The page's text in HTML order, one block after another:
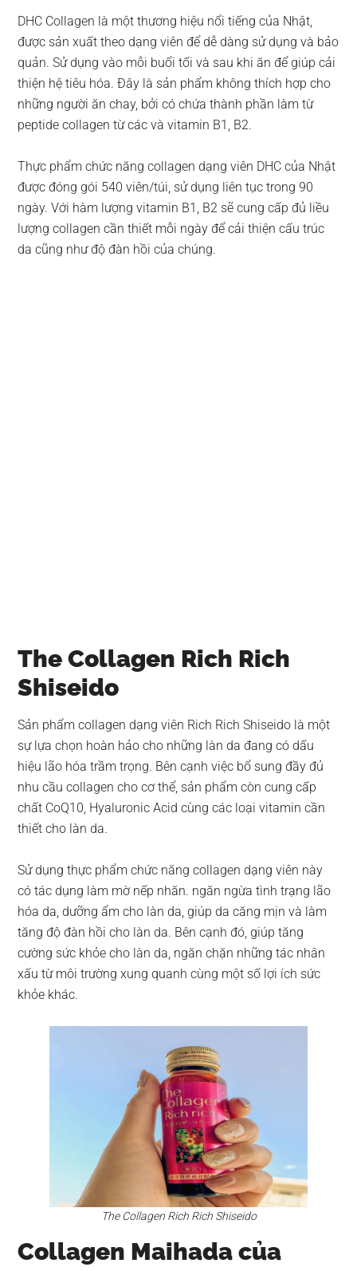
DHC Collagen là một thương hiệu nổi tiếng của Nhật,
được sản xuất theo dạng viên để dễ dàng sử dụng và bảo
quản. Sử dụng vào mỗi buổi tối và sau khi ăn để giúp cải
thiện hệ tiêu hóa. Đây là sản phẩm không thích hợp cho
những người ăn chay, bởi có chứa thành phần làm từ
peptide collagen từ các và vitamin B1, B2.
Thực phẩm chức năng collagen dạng viên DHC của Nhật
được đóng gói 540 viên/túi, sử dụng liên tục trong 90
ngày. Với hàm lượng vitamin B1, B2 sẽ cung cấp đủ liều
lượng collagen cần thiết mỗi ngày để cải thiện cấu trúc
da cũng như độ đàn hồi của chúng.
The Collagen Rich Rich
Shiseido
Sản phẩm collagen dạng viên Rich Rich Shiseido là một
sự lựa chọn hoàn hảo cho những làn da đang có dấu
hiệu lão hóa trầm trọng. Bên cạnh việc bổ sung đầy đủ
nhu cầu collagen cho cơ thể, sản phẩm còn cung cấp
chất CoQ10, Hyaluronic Acid cùng các loại vitamin cần
thiết cho làn da.
Sử dụng thực phẩm chức năng collagen dạng viên này
có tác dụng làm mờ nếp nhăn. ngăn ngừa tình trạng lão
hóa da, dưỡng ẩm cho làn da, giúp da căng mịn và làm
tăng độ đàn hồi cho làn da. Bên cạnh đó, giúp tăng
cường sức khỏe cho làn da, ngăn chặn những tác nhân
xấu từ môi trường xung quanh cùng một số lợi ích sức
khỏe khác.
The Collagen Rich Rich Shiseido
Collagen Maihada của